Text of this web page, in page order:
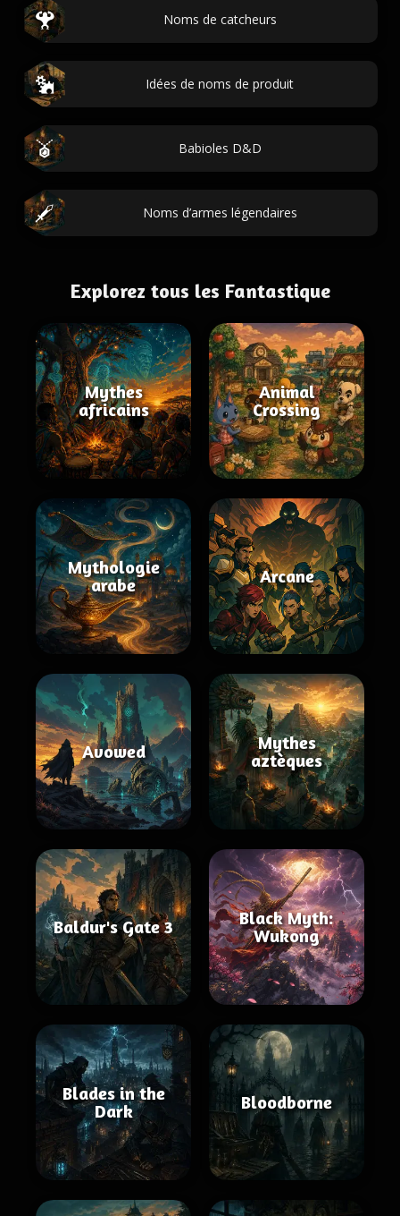
Noms de catcheurs
Idées de noms de produit
Babioles D&D
Noms d’armes légendaires
Explorez tous les Fantastique
Mythes
africains
Animal
Crossing
Mythologie
arabe
Arcane
Avowed
Mythes
aztèques
Baldur's Gate 3
Black Myth:
Wukong
Blades in the
Dark
Bloodborne